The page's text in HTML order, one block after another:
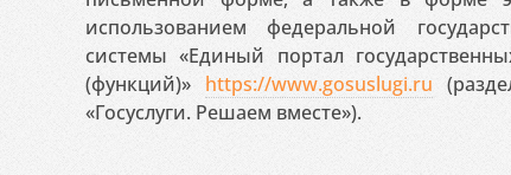
использованием федеральной
системы «Единый портал
(функций)» https://www.gosuslugi.ru
«Госуслуги. Решаем вместе»).